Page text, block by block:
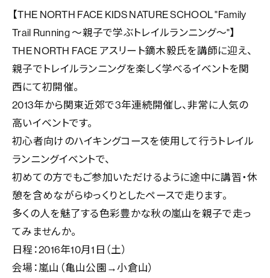
【THE NORTH FACE KIDS NATURE SCHOOL "Family
Trail Running ～親子で学ぶトレイルランニング～"】
THE NORTH FACE アスリート鏑木毅氏を講師に迎え、
親子でトレイルランニングを楽しく学べるイベントを関
西にて初開催。
2013年から関東近郊で3年連続開催し、非常に人気の
高いイベントです。
初心者向けのハイキングコースを使用して行うトレイル
ランニングイベントで、
初めての方でもご参加いただけるように途中に講習・休
憩を含めながらゆっくりとしたペースで走ります。
多くの人を魅了する色彩豊かな秋の嵐山を親子で走っ
てみませんか。
日程：2016年10月1日（土）
会場：嵐山（亀山公園→小倉山）